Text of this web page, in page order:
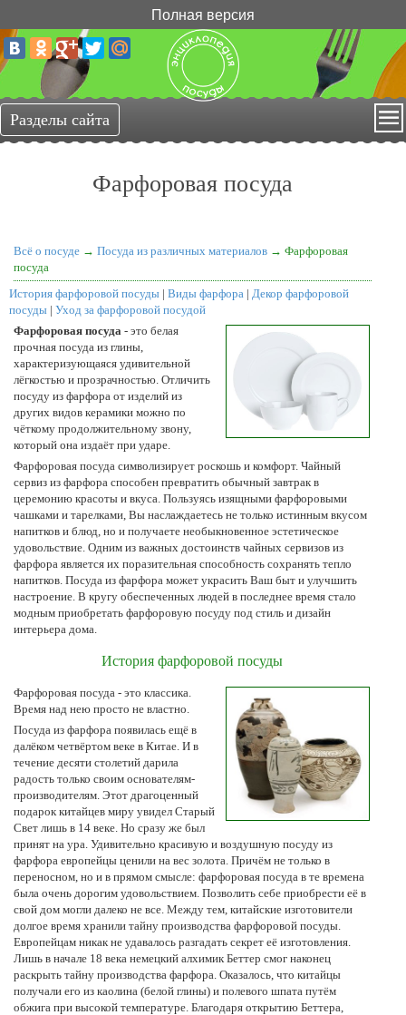
Полная версия
Фарфоровая посуда
Всё о посуде → Посуда из различных материалов → Фарфоровая
посуда
История фарфоровой посуды | Виды фарфора | Декор фарфоровой
посуды | Уход за фарфоровой посудой
Фарфоровая посуда - это белая
прочная посуда из глины,
характеризующаяся удивительной
лёгкостью и прозрачностью. Отличить
посуду из фарфора от изделий из
других видов керамики можно по
чёткому продолжительному звону,
который она издаёт при ударе.
Фарфоровая посуда символизирует роскошь и комфорт. Чайный
сервиз из фарфора способен превратить обычный завтрак в
церемонию красоты и вкуса. Пользуясь изящными фарфоровыми
чашками и тарелками, Вы наслаждаетесь не только истинным вкусом
напитков и блюд, но и получаете необыкновенное эстетическое
удовольствие. Одним из важных достоинств чайных сервизов из
фарфора является их поразительная способность сохранять тепло
напитков. Посуда из фарфора может украсить Ваш быт и улучшить
настроение. В кругу обеспеченных людей в последнее время стало
модным приобретать фарфоровую посуду под стиль и дизайн
интерьера дома.
История фарфоровой посуды
Фарфоровая посуда - это классика.
Время над нею просто не властно.
Посуда из фарфора появилась ещё в
далёком четвёртом веке в Китае. И в
течение десяти столетий дарила
радость только своим основателям-
производителям. Этот драгоценный
подарок китайцев миру увидел Старый
Свет лишь в 14 веке. Но сразу же был
принят на ура. Удивительно красивую и воздушную посуду из
фарфора европейцы ценили на вес золота. Причём не только в
переносном, но и в прямом смысле: фарфоровая посуда в те времена
была очень дорогим удовольствием. Позволить себе приобрести её в
свой дом могли далеко не все. Между тем, китайские изготовители
долгое время хранили тайну производства фарфоровой посуды.
Европейцам никак не удавалось разгадать секрет её изготовления.
Лишь в начале 18 века немецкий алхимик Беттер смог наконец
раскрыть тайну производства фарфора. Оказалось, что китайцы
получали его из каолина (белой глины) и полевого шпата путём
обжига при высокой температуре. Благодаря открытию Беттера,